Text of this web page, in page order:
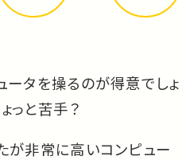
ータを操るのが得意でしょ
っと苦手？
が非常に高いコンピュー